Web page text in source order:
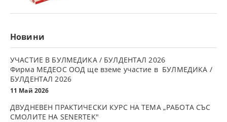
Новини
УЧАСТИЕ В БУЛМЕДИКА / БУЛДЕНТАЛ 2026
Фирма МЕДЕОС ООД ще вземе участие в БУЛМЕДИКА /
БУЛДЕНТАЛ 2026
11 Май 2026
ДВУДНЕВЕН ПРАКТИЧЕСКИ КУРС НА ТЕМА „РАБОТА СЪС
СМОЛИТЕ НА SENERTEK"